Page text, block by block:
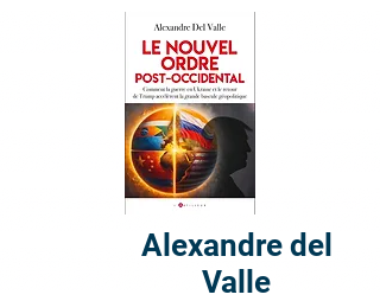
Alexandre del
Valle